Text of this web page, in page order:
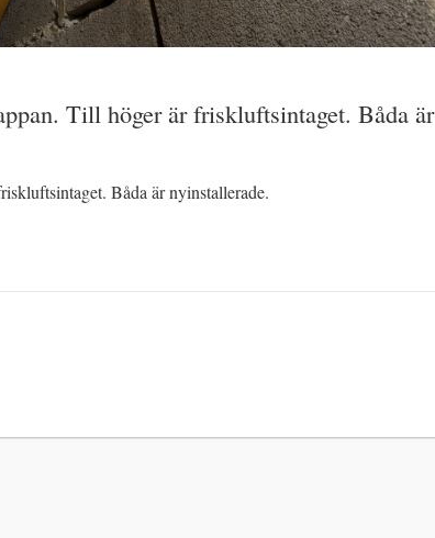
Till höger är friskluftsintaget. Båda är
Båda är nyinstallerade.